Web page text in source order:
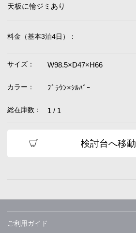
天板に輪ジミあり
料金（基本3泊4日）：
サイズ： W98.5×D47×H66
カラー： ﾌﾞﾗｳﾝ×ｼﾙﾊﾞｰ
総在庫数： 1 / 1
検討台へ移動
ご利用ガイド